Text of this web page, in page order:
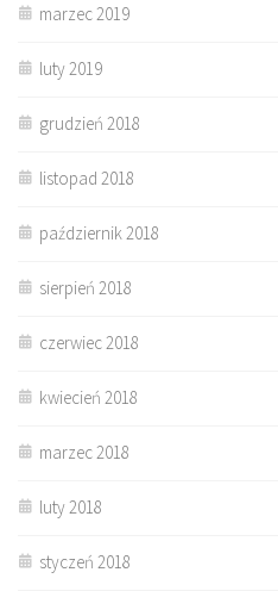
marzec 2019
luty 2019
grudzień 2018
listopad 2018
październik 2018
sierpień 2018
czerwiec 2018
kwiecień 2018
marzec 2018
luty 2018
styczeń 2018